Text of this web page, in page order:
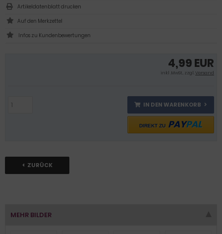
4,99 EUR
inkl .MwSt., zzgl.Versand
IN DEN WARENKORB
DIREKT ZU PAYPAL
ZURÜCK
Artikeldatenblatt drucken
Infos zu Kundenbewertungen
MEHR BILDER